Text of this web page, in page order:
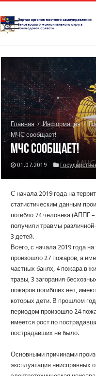
Главная / Информация /
МЧС сообщает!
МЧС сообщает!
01.07.2019
С начала 2019 года на
статистическим данным
погибло 74 человека (АППГ –
получили травмы различной
3 детей.
Всего, с начала 2019 года
произошло 27 пожаров, а
частных банях, 4 пожара в
травы, 3 загорания
пожаров погибших нет,
которых дети. В прошлом
периодом произошло 24
имеется рост по
пострадавших не было.
Основными причинами
эксплуатация неисправных